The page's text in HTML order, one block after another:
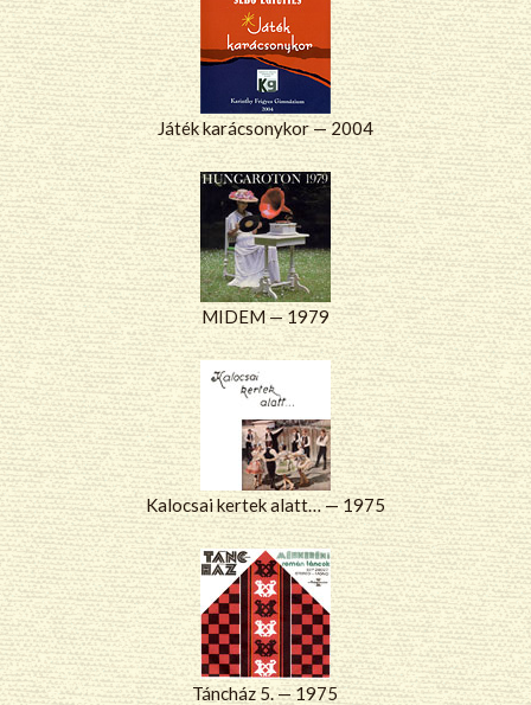
Játék karácsonykor — 2004
MIDEM — 1979
Kalocsai kertek alatt… — 1975
Táncház 5. — 1975